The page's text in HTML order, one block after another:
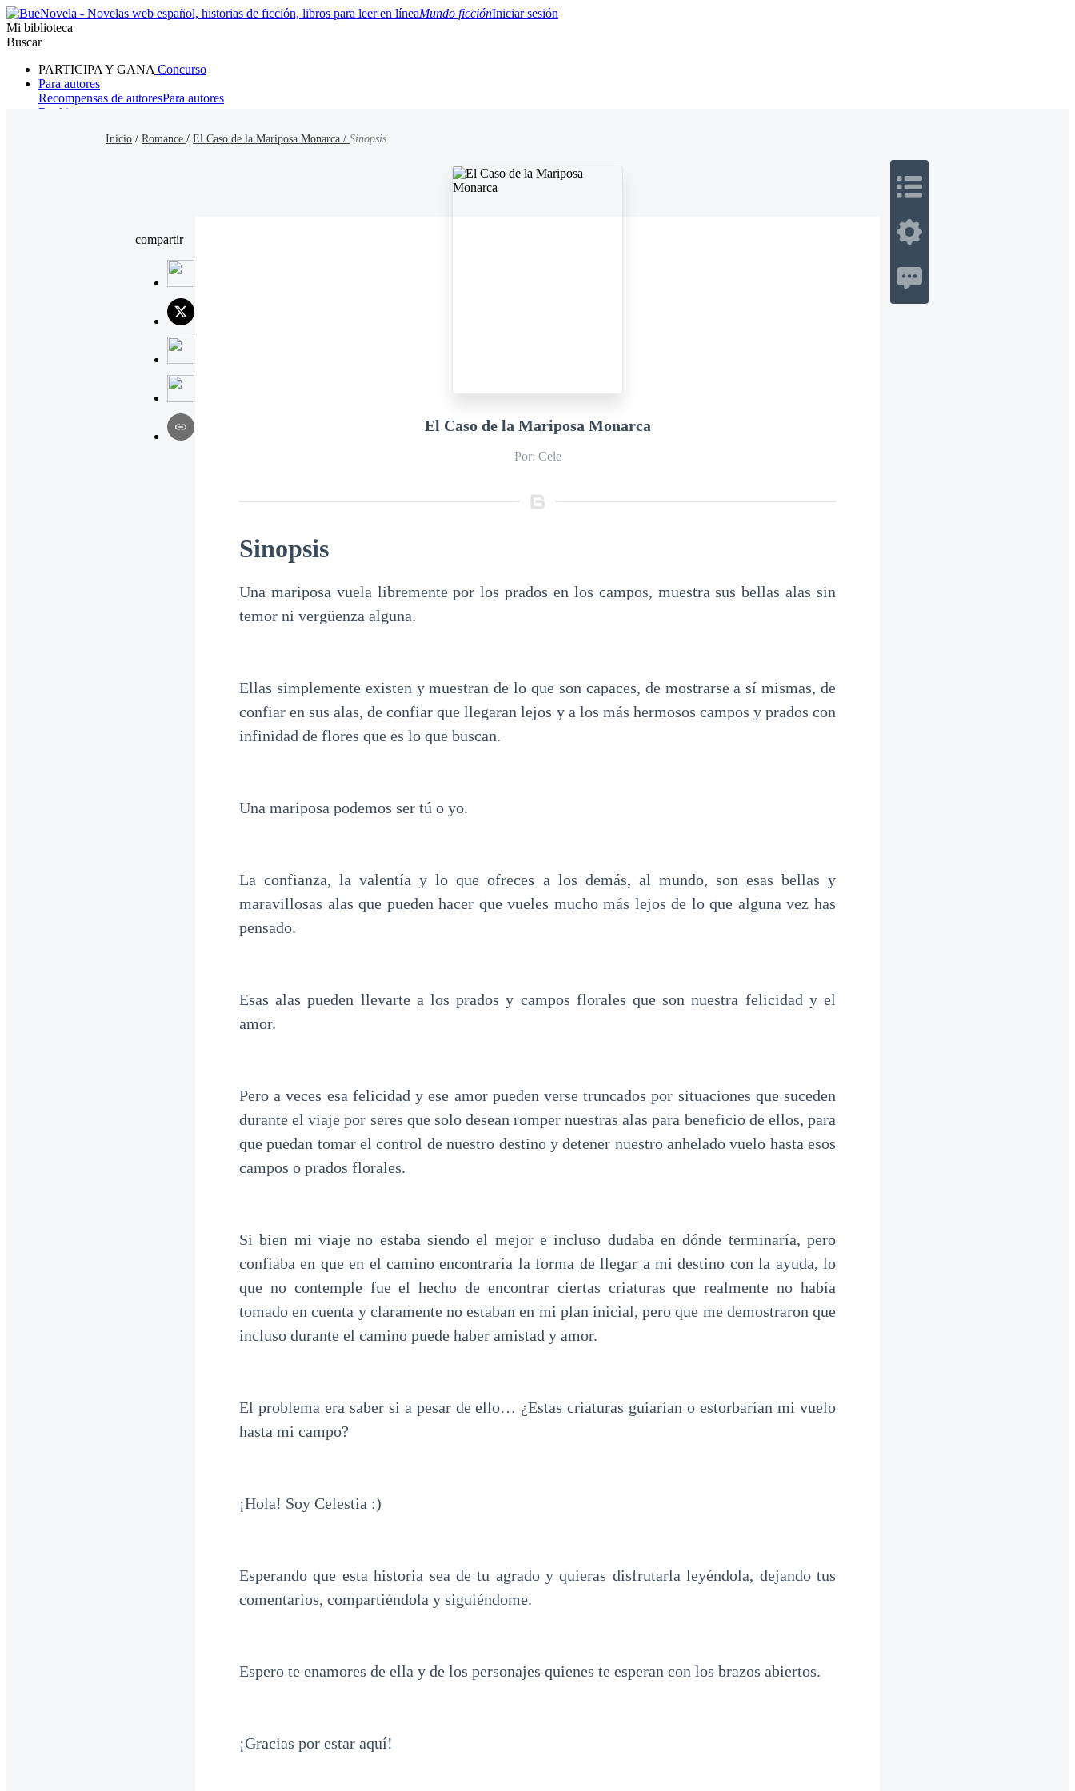
Mundo ficciónIniciar sesión
Mi biblioteca
Buscar
PARTICIPA Y GANA Concurso
Para autores
Recompensas de autoresPara autores
Ranking
ParanormalMisterio/Thriller
Inicio / Romance / El Caso de la Mariposa Monarca / Sinopsis
compartir
El Caso de la Mariposa Monarca
Por: Cele
Sinopsis
Una mariposa vuela libremente por los prados en los campos, muestra sus bellas alas sin
temor ni vergüenza alguna.
Ellas simplemente existen y muestran de lo que son capaces, de mostrarse a sí mismas, de
confiar en sus alas, de confiar que llegaran lejos y a los más hermosos campos y prados con
infinidad de flores que es lo que buscan.
Una mariposa podemos ser tú o yo.
La confianza, la valentía y lo que ofreces a los demás, al mundo, son esas bellas y
maravillosas alas que pueden hacer que vueles mucho más lejos de lo que alguna vez has
pensado.
Esas alas pueden llevarte a los prados y campos florales que son nuestra felicidad y el
amor.
Pero a veces esa felicidad y ese amor pueden verse truncados por situaciones que suceden
durante el viaje por seres que solo desean romper nuestras alas para beneficio de ellos, para
que puedan tomar el control de nuestro destino y detener nuestro anhelado vuelo hasta esos
campos o prados florales.
Si bien mi viaje no estaba siendo el mejor e incluso dudaba en dónde terminaría, pero
confiaba en que en el camino encontraría la forma de llegar a mi destino con la ayuda, lo
que no contemple fue el hecho de encontrar ciertas criaturas que realmente no había
tomado en cuenta y claramente no estaban en mi plan inicial, pero que me demostraron que
incluso durante el camino puede haber amistad y amor.
El problema era saber si a pesar de ello… ¿Estas criaturas guiarían o estorbarían mi vuelo
hasta mi campo?
¡Hola! Soy Celestia :)
Esperando que esta historia sea de tu agrado y quieras disfrutarla leyéndola, dejando tus
comentarios, compartiéndola y siguiéndome.
Espero te enamores de ella y de los personajes quienes te esperan con los brazos abiertos.
¡Gracias por estar aquí!